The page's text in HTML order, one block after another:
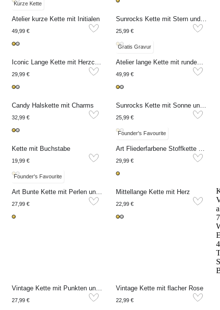
Kurze Kette
Atelier kurze Kette mit Initialen
49,99 € 25,99 €
29,99 €
Gratis Gravur
49,99 €
Candy Halskette mit Charms
32,99 € 25,99 €
Kette mit Buchstabe
19,99 €
Founder's Favourite
29,99 €
Founder's Favourite
27,99 €
Mittellange Kette mit Herz
22,99 €
27,99 €
Vintage Kette mit flacher Rose
22,99 €